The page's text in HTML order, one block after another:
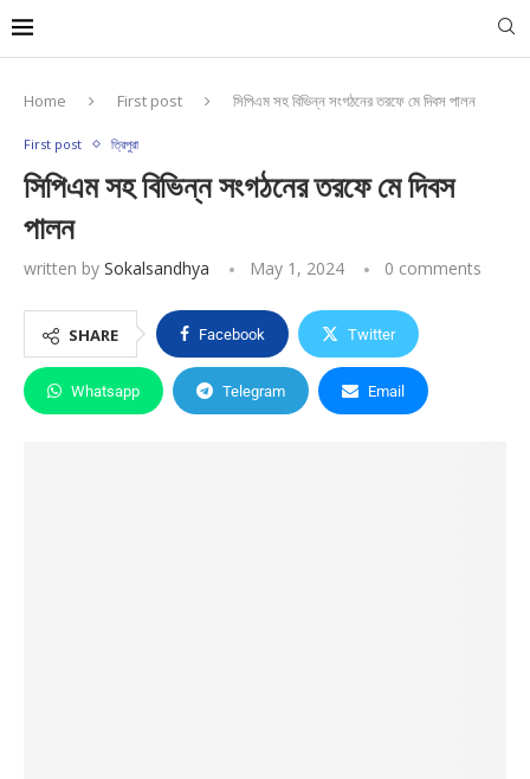
Home First post সিপিএম সহ বিভিন্ন সংগঠনের তরফে মে দিবস পালন
First post ত্রিপুরা
সিপিএম সহ বিভিন্ন সংগঠনের তরফে মে দিবস
পালন
written by Sokalsandhya May 1, 2024 0 comments
SHARE Facebook Twitter
Whatsapp Telegram Email